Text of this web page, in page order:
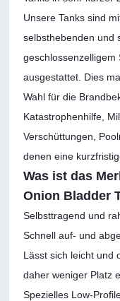
Unsere Tanks sind
selbsthebenden und
geschlossenzelligem
ausgestattet. Dies
Wahl für die
Katastrophenhilfe,
Verschüttungen,
denen eine
Was ist das
Onion Bladder
Selbsttragend und
Schnell auf- und
Lässt sich leicht und
daher weniger Platz
Spezielles Low-